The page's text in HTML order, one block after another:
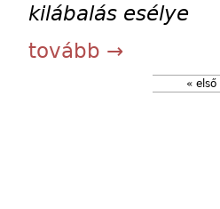
kilábalás esélye
tovább →
« első